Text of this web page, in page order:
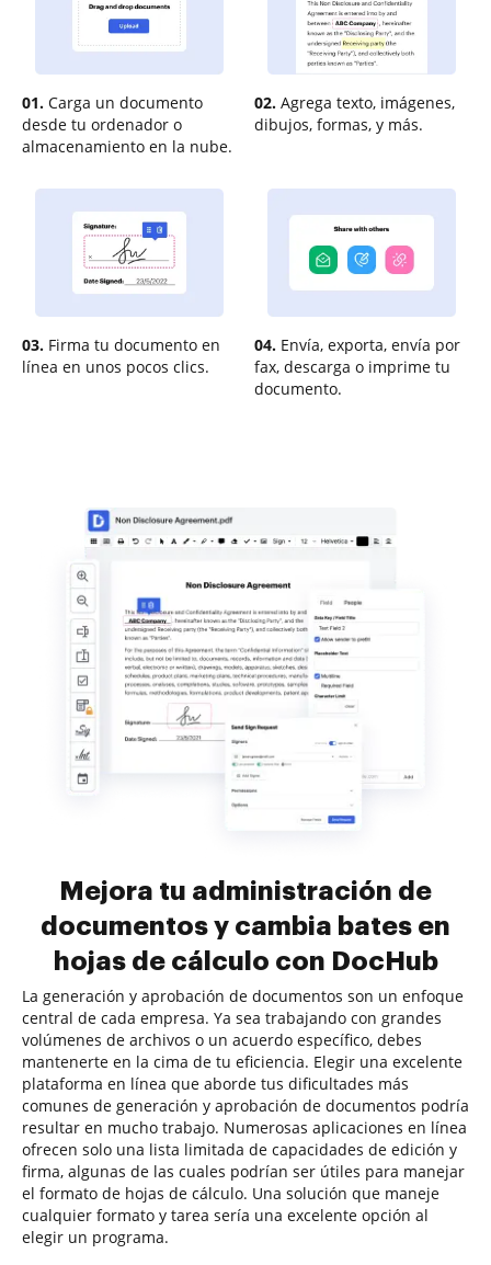
01. Carga un documento
desde tu ordenador o
almacenamiento en la nube.
02. Agrega texto, imágenes,
dibujos, formas, y más.
03. Firma tu documento en
línea en unos pocos clics.
04. Envía, exporta, envía por
fax, descarga o imprime tu
documento.
Mejora tu administración de
documentos y cambia bates en
hojas de cálculo con DocHub
La generación y aprobación de documentos son un enfoque
central de cada empresa. Ya sea trabajando con grandes
volúmenes de archivos o un acuerdo específico, debes
mantenerte en la cima de tu eficiencia. Elegir una excelente
plataforma en línea que aborde tus dificultades más
comunes de generación y aprobación de documentos podría
resultar en mucho trabajo. Numerosas aplicaciones en línea
ofrecen solo una lista limitada de capacidades de edición y
firma, algunas de las cuales podrían ser útiles para manejar
el formato de hojas de cálculo. Una solución que maneje
cualquier formato y tarea sería una excelente opción al
elegir un programa.